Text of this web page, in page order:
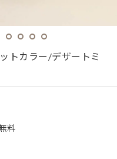
トカラー/デザートミ
料